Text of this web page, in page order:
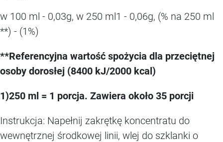
w 100 ml - 0,03g, w 250 ml1 - 0,06g, (% na 250 ml
**) - (1%)
**Referencyjna wartość spożycia dla przeciętnej
osoby dorosłej (8400 kJ/2000 kcal)
1)250 ml = 1 porcja. Zawiera około 35 porcji
Instrukcja: Napełnij zakrętkę koncentratu do
wewnętrznej środkowej linii, wlej do szklanki o